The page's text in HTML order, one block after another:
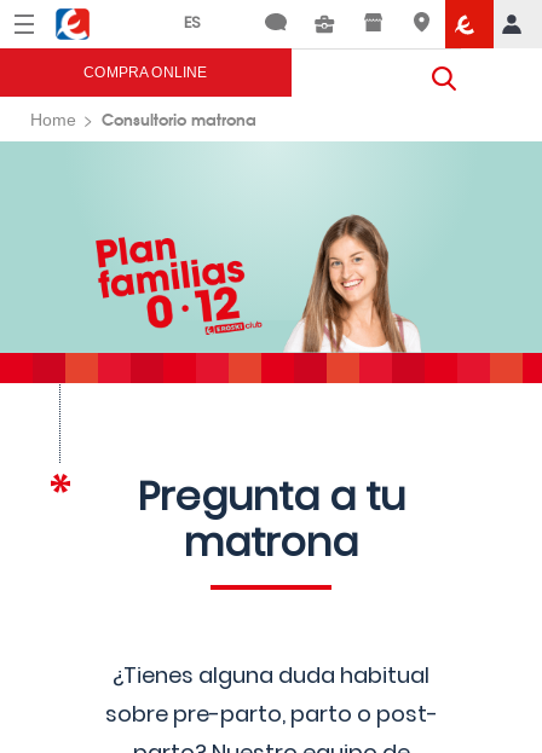
Menú Eroski
COMPRA ONLINE
Home Consultorio matrona
Pregunta a tu
matrona
¿Tienes alguna duda habitual
sobre pre-parto, parto o post-